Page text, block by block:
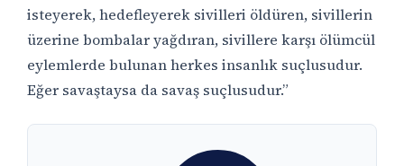
isteyerek, hedefleyerek sivilleri öldüren, sivillerin
üzerine bombalar yağdıran, sivillere karşı ölümcül
eylemlerde bulunan herkes insanlık suçlusudur.
Eğer savaştaysa da savaş suçlusudur.”